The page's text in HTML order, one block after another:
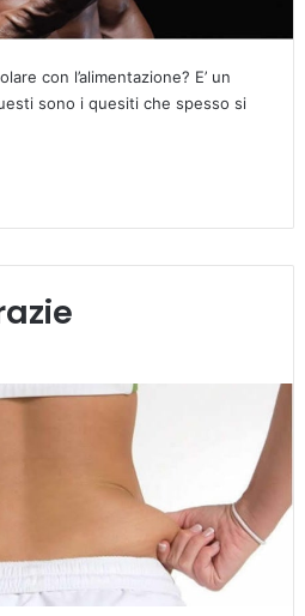
con l’alimentazione? E’ un
sono i quesiti che spesso si